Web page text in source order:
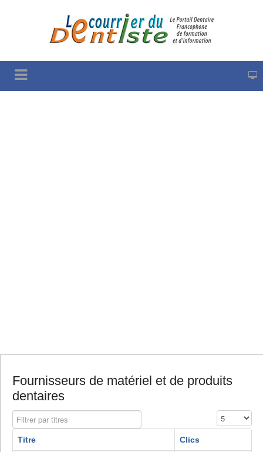
Fournisseurs de matériel et de produits
dentaires
Filtrer par titres Affichage #
Titre Clics